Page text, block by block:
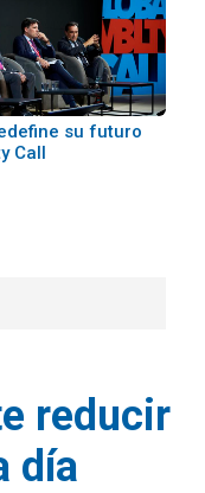
su futuro
Call
reducir
día